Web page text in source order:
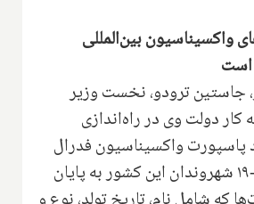
واکسیناسیون بین‌المللی
است
جاستین ترودو، نخست وزیر
کار دولت وی در راه‌اندازی
پاسپورت واکسیناسیون فدرال
برای اثبات کووید-۱۹ شهروندان این کشور به پایان